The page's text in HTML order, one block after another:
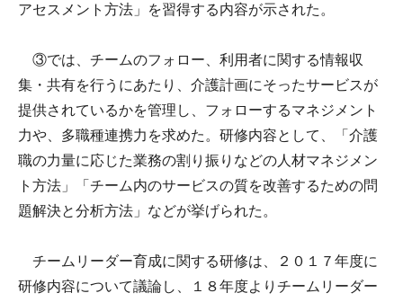
アセスメント方法」を習得する内容が示された。
③では、チームのフォロー、利用者に関する情報収
集・共有を行うにあたり、介護計画にそったサービスが
提供されているかを管理し、フォローするマネジメント
力や、多職種連携力を求めた。研修内容として、「介護
職の力量に応じた業務の割り振りなどの人材マネジメン
ト方法」「チーム内のサービスの質を改善するための問
題解決と分析方法」などが挙げられた。
チームリーダー育成に関する研修は、２０１７年度に
研修内容について議論し、１８年度よりチームリーダー